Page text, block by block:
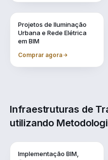
Projetos de Iluminação
Urbana e Rede Elétrica
em BIM
Comprar agora
Infraestruturas de
utilizando
Implementação BIM,